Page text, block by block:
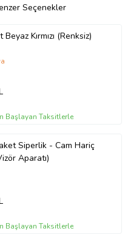
Seçenekler
Beyaz Kırmızı (Renksiz)
Başlayan Taksitlerle
Siperlik - Cam Hariç
Aparatı)
Başlayan Taksitlerle